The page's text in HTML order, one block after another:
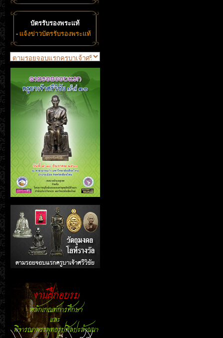
บัตรรับรองพระแท้
- แจ้งข่าวบัตรรับรองพระแท้